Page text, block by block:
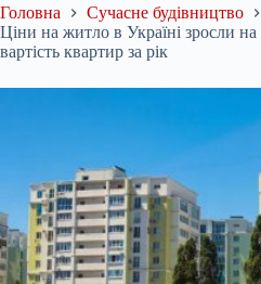
Головна
Сучасне будівництво
Ціни на житло в Україні зросли на
вартість квартир за рік